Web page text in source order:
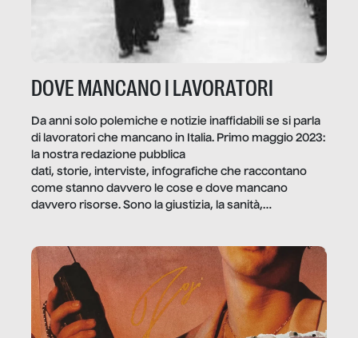
DOVE MANCANO I LAVORATORI
Da anni solo polemiche e notizie inaffidabili se si parla
di lavoratori che mancano in Italia. Primo maggio 2023:
la nostra redazione pubblica
dati, storie, interviste, infografiche che raccontano
come stanno davvero le cose e dove mancano
davvero risorse. Sono la giustizia, la sanità,